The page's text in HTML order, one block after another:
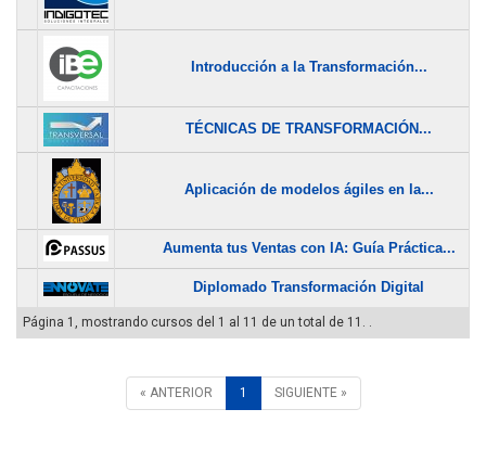
Introducción a la Transformación...
TÉCNICAS DE TRANSFORMACIÓN...
Aplicación de modelos ágiles en la...
Aumenta tus Ventas con IA: Guía Práctica...
Diplomado Transformación Digital
Página 1, mostrando cursos del 1 al 11 de un total de 11. .
« ANTERIOR 1 SIGUIENTE »